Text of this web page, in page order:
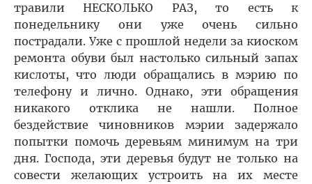
травили НЕСКОЛЬКО РАЗ, то есть к
понедельнику они уже очень сильно
пострадали. Уже с прошлой недели за киоском
ремонта обуви был настолько сильный запах
кислоты, что люди обращались в мэрию по
телефону и лично. Однако, эти обращения
никакого отклика не нашли. Полное
бездействие чиновников мэрии задержало
попытки помочь деревьям минимум на три
дня. Господа, эти деревья будут не только на
совести желающих устроить на их месте